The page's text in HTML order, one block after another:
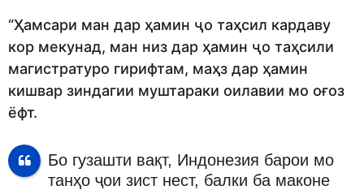
“Ҳамсари ман дар ҳамин ҷо таҳсил кардаву
кор мекунад, ман низ дар ҳамин ҷо таҳсили
магистратуро гирифтам, маҳз дар ҳамин
кишвар зиндагии муштараки оилавии мо оғоз
ёфт.
Бо гузашти вақт, Индонезия барои мо
танҳо ҷои зист нест, балки ба маконе